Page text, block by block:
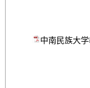
中南民族大